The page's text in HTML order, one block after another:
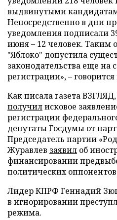
выдвинутыми
Непосредственно в дни
уведомления подписали
июня – 12 человек. Таким
"Яблоко" допустила
законодательства еще
регистрации», –
Как писала газета
получилисковое
регистрации
депутаты Госдумы от
Председатель партии
Журавлев заявил об
финансировании
политических
Лидер КПРФ Геннадий
в игнорировании
режима.